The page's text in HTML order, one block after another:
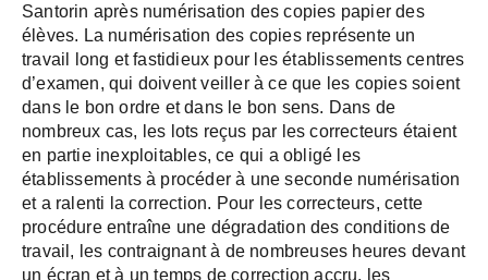
Santorin après numérisation des copies papier des
élèves. La numérisation des copies représente un
travail long et fastidieux pour les établissements centres
d’examen, qui doivent veiller à ce que les copies soient
dans le bon ordre et dans le bon sens. Dans de
nombreux cas, les lots reçus par les correcteurs étaient
en partie inexploitables, ce qui a obligé les
établissements à procéder à une seconde numérisation
et a ralenti la correction. Pour les correcteurs, cette
procédure entraîne une dégradation des conditions de
travail, les contraignant à de nombreuses heures devant
un écran et à un temps de correction accru, les